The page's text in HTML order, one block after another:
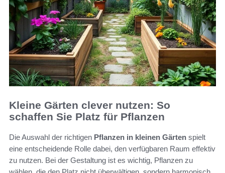
Kleine Gärten clever nutzen: So
schaffen Sie Platz für Pflanzen
Die Auswahl der richtigen Pflanzen in kleinen Gärten spielt
eine entscheidende Rolle dabei, den verfügbaren Raum effektiv
zu nutzen. Bei der Gestaltung ist es wichtig, Pflanzen zu